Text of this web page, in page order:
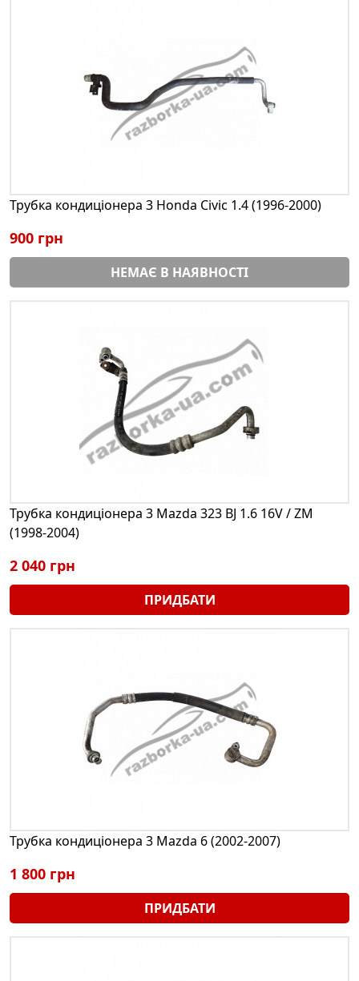
Трубка кондиціонера 3 Honda Civic 1.4 (1996-2000)
900 грн
НЕМАЄ В НАЯВНОСТІ
Трубка кондиціонера 3 Mazda 323 BJ 1.6 16V / ZM
(1998-2004)
2 040 грн
ПРИДБАТИ
Трубка кондиціонера 3 Mazda 6 (2002-2007)
1 800 грн
ПРИДБАТИ